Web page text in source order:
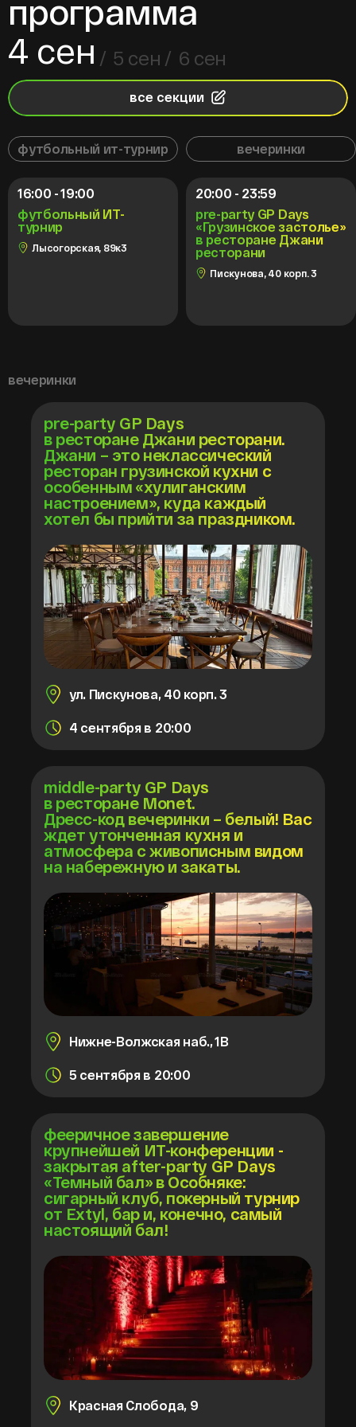
программа
4 сен
5 сен 6 сен
все секции
футбольный ит-турнир вечеринки
16:00 - 19:00
футбольный ИТ-
турнир
Лысогорская, 89к3
20:00 - 23:59
pre-party GP Days
«Грузинское застолье»
в ресторане Джани
ресторани
Пискунова, 40 корп. 3
вечеринки
pre-party GP Days
в ресторане Джани ресторани.
Джани – это неклассический
ресторан грузинской кухни с
особенным «хулиганским
настроением», куда каждый
хотел бы прийти за праздником.
ул. Пискунова, 40 корп. 3
4 сентября в 20:00
middle-party GP Days
в ресторане Monet.
Дресс-код вечеринки – белый! Вас
ждет утонченная кухня и
атмосфера с живописным видом
на набережную и закаты.
Нижне-Волжская наб., 1В
5 сентября в 20:00
фееричное завершение
крупнейшей ИТ-конференции -
закрытая after-party GP Days
«Темный бал» в Особняке:
сигарный клуб, покерный турнир
от Extyl, бар и, конечно, самый
настоящий бал!
Красная Слобода, 9